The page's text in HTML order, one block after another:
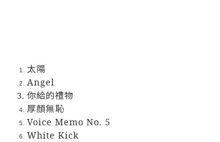
太陽
Angel
你給的禮物
厚顏無恥
Voice Memo No. 5
White Kick